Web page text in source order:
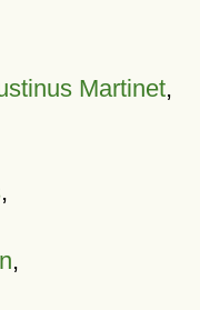
Martinet,
,
,